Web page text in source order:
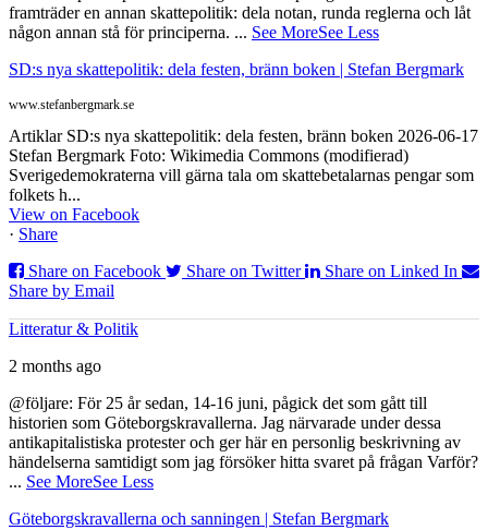
framträder en annan skattepolitik: dela notan, runda reglerna och låt
någon annan stå för principerna. ... See MoreSee Less
SD:s nya skattepolitik: dela festen, bränn boken | Stefan Bergmark
www.stefanbergmark.se
Artiklar SD:s nya skattepolitik: dela festen, bränn boken 2026-06-17
Stefan Bergmark Foto: Wikimedia Commons (modifierad)
Sverigedemokraterna vill gärna tala om skattebetalarnas pengar som
folkets h...
View on Facebook
· Share
Share on Facebook
Share on Twitter
Share on Linked In
Share by Email
Litteratur & Politik
2 months ago
@följare: För 25 år sedan, 14-16 juni, pågick det som gått till
historien som Göteborgskravallerna. Jag närvarade under dessa
antikapitalistiska protester och ger här en personlig beskrivning av
händelserna samtidigt som jag försöker hitta svaret på frågan Varför?
... See MoreSee Less
Göteborgskravallerna och sanningen | Stefan Bergmark